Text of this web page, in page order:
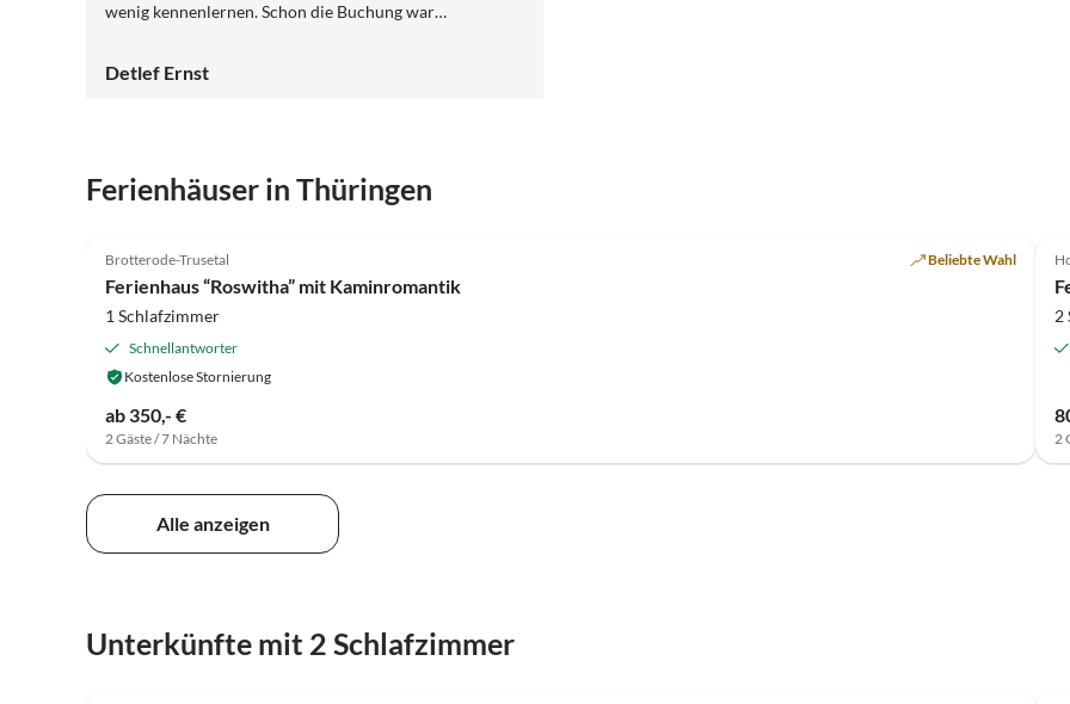
wenig kennenlernen. Schon die Buchung war
Jedem ans Herz legen, der einen Thüringenbesuch plant
Detlef Ernst
Ferienhäuser in Thüringen
Brotterode-Trusetal Beliebte Wahl
Ferienhaus “Roswitha” mit Kaminromantik
1 Schlafzimmer
Schnellantworter
Kostenlose Stornierung
ab 350,- €
2 Gäste / 7 Nächte
2
2
Alle anzeigen
Unterkünfte mit 2 Schlafzimmer